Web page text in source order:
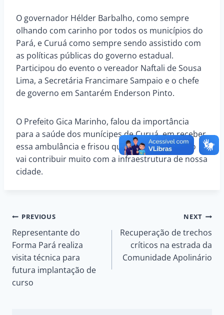
O governador Hélder Barbalho, como sempre
olhando com carinho por todos os municípios do
Pará, e Curuá como sempre sendo assistido com
as políticas públicas do governo estadual.
Participou do evento o vereador Naftali de Sousa
Lima, a Secretária Francimare Sampaio e o chefe
de governo em Santarém Enderson Pinto.
O Prefeito Gica Marinho, falou da importância
para a saúde dos munícipes de Curuá, em receber
essa ambulância e frisou que os 2 km de asfalto
vai contribuir muito com a infraestrutura de nossa
cidade.
Navegação
de
Post
PREVIOUS
Representante do
Forma Pará realiza
visita técnica para
futura implantação de
curso
NEXT
Recuperação de trechos
críticos na estrada da
Comunidade Apolinário